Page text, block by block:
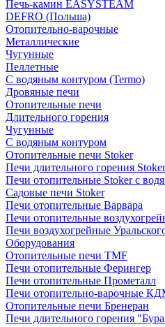
Печь-камин EASYSTEAM
DEFRO (Польша)
Отопительно-варочные
Металлические
Чугунные
Пеллетные
С водяным контуром (Termo)
Дровяные печи
Отопительные печи
Длительного горения
Чугунные
C водяным контуром
Отопительные печи Stoker
Печи длительного горения Stoker
Печи отопительные Stoker с
Садовые печи Stoker
Печи отопительные Варвара
Печи отопительные
Печи воздухогрейные
Оборудования
Отопительные печи TMF
Печи отопительные Ферингер
Печи отопительные Прометалл
Печи отопительно-варочные
Отопительные печи Бренеран
Печи длительного горения